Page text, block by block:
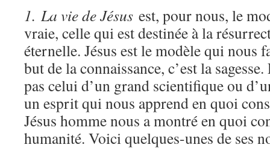
1. La vie de Jésus est, pour nous, le
vraie, celle qui est destinée à la
éternelle. Jésus est le modèle qui nous
but de la connaissance, c’est la
pas celui d’un grand scientifique ou
un esprit qui nous apprend en quoi
Jésus homme nous a montré en quoi
humanité. Voici quelques-unes de ses